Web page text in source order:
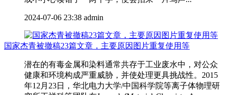
2024-07-06 23:38 admin
国家杰青被撤稿23篇文章，主要原因图片重复使用等
潜在的有毒金属和染料通常共存于工业废水中，对公众
健康和环境构成严重威胁，并使处理更具挑战性。2015
年12月23日，华北电力大学/中国科学院等离子体物理研